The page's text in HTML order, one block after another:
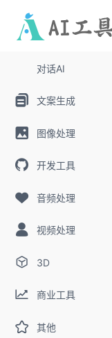
对话AI
文案生成
图像处理
开发工具
音频处理
视频处理
3D
商业工具
其他